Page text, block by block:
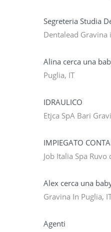
Segreteria Studia
Dentalead
Alina cerca una
Puglia, IT
IDRAULICO
Etjca SpA Bari
IMPIEGATO
Job Italia Spa Ruvo
Alex cerca una
Gravina In Puglia,
Agenti